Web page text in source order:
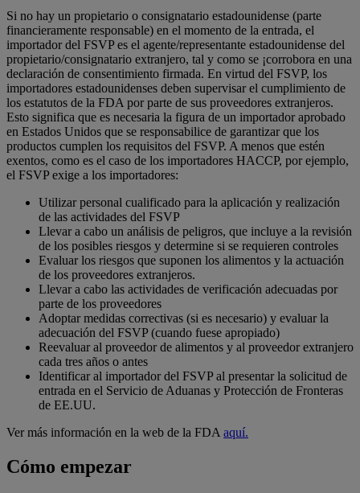
Si no hay un propietario o consignatario estadounidense (parte
financieramente responsable) en el momento de la entrada, el
importador del FSVP es el agente/representante estadounidense del
propietario/consignatario extranjero, tal y como se ¡corrobora en una
declaración de consentimiento firmada. En virtud del FSVP, los
importadores estadounidenses deben supervisar el cumplimiento de
los estatutos de la FDA por parte de sus proveedores extranjeros.
Esto significa que es necesaria la figura de un importador aprobado
en Estados Unidos que se responsabilice de garantizar que los
productos cumplen los requisitos del FSVP. A menos que estén
exentos, como es el caso de los importadores HACCP, por ejemplo,
el FSVP exige a los importadores:
Utilizar personal cualificado para la aplicación y realización
de las actividades del FSVP
Llevar a cabo un análisis de peligros, que incluye a la revisión
de los posibles riesgos y determine si se requieren controles
Evaluar los riesgos que suponen los alimentos y la actuación
de los proveedores extranjeros.
Llevar a cabo las actividades de verificación adecuadas por
parte de los proveedores
Adoptar medidas correctivas (si es necesario) y evaluar la
adecuación del FSVP (cuando fuese apropiado)
Reevaluar al proveedor de alimentos y al proveedor extranjero
cada tres años o antes
Identificar al importador del FSVP al presentar la solicitud de
entrada en el Servicio de Aduanas y Protección de Fronteras
de EE.UU.
Ver más información en la web de la FDA aquí.
Cómo empezar